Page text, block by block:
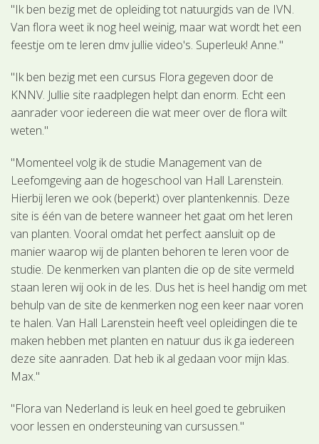
"Ik ben bezig met de opleiding tot natuurgids van de IVN.
Van flora weet ik nog heel weinig, maar wat wordt het een
feestje om te leren dmv jullie video's. Superleuk! Anne."
"Ik ben bezig met een cursus Flora gegeven door de
KNNV. Jullie site raadplegen helpt dan enorm. Echt een
aanrader voor iedereen die wat meer over de flora wilt
weten."
"Momenteel volg ik de studie Management van de
Leefomgeving aan de hogeschool van Hall Larenstein.
Hierbij leren we ook (beperkt) over plantenkennis. Deze
site is één van de betere wanneer het gaat om het leren
van planten. Vooral omdat het perfect aansluit op de
manier waarop wij de planten behoren te leren voor de
studie. De kenmerken van planten die op de site vermeld
staan leren wij ook in de les. Dus het is heel handig om met
behulp van de site de kenmerken nog een keer naar voren
te halen. Van Hall Larenstein heeft veel opleidingen die te
maken hebben met planten en natuur dus ik ga iedereen
deze site aanraden. Dat heb ik al gedaan voor mijn klas.
Max."
"Flora van Nederland is leuk en heel goed te gebruiken
voor lessen en ondersteuning van cursussen."